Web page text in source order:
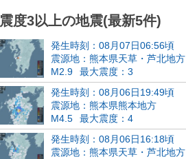
震度3以上の地震(最新5件)
発生時刻：08月07日06:56頃
震源地：熊本県天草・芦北地方
M2.9
最大震度：3
発生時刻：08月06日19:49頃
震源地：熊本県熊本地方
M4.5
最大震度：4
発生時刻：08月06日16:18頃
震源地：熊本県天草・芦北地方